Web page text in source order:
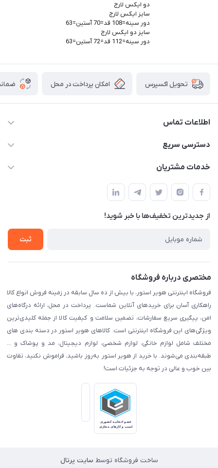
دو ایکس لارج
سایز ایکس لارج
دور سینه=108 قد=70 آستین=63
سایز دو ایکس لارج
دور سینه=112 قد=72 آستین=63
تحویل اکسپرس امکان پرداخت در محل
اطلاعات تماس
05191001370
دسترسی سریع
حساب کاربری
لیست محصولات
درباره ما
خدمات مشتریان
پیگیری سفارش
قوانین و مقرارت
حریم خصوصی
راهنما
از جدید‌ترین تخفیف‌ها با‌ خبر شوید!
ثبت
مختصری درباره فروشگاه
فروشگاه اینترنتی هویر استور، با بیش از ده سال سابقه در زمینه فروش انواع کالا
راهکاری آسان برای خریدهای آنلاین شماست. پرداخت در محل، ارائه درگاه‌های
امن، پیگیری سریع سفارشات، تضمین سلامت و کیفیت کالا از جمله کلیدی‌ترین
ویژگی‌های این فروشگاه اینترنتی است. کالاهای هویر استور در دسته بندی های
مختلف شامل لوازم خانگی، لوازم شخصی، لوازم دیجیتال، مد و پوشاک و ...
طبقه‌بندی می‌شوند. با خرید از هویر استور به‌روز باشید، فراموش نکنید، تفاوت
بین خوب و عالی در توجه به جزئیات است!
ساخت فروشگاه توسط سایت پرتال